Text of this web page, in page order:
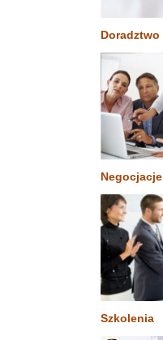
Doradztwo
Negocjacje
Szkolenia